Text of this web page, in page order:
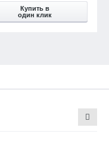
Купить в
один клик